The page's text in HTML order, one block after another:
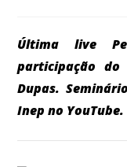
Última live
participação
Dupas.
Inep no YouTube.